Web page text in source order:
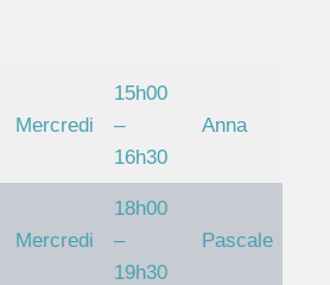
Mercredi
15h00
–
16h30
Anna
Mercredi
18h00
–
19h30
Pascale